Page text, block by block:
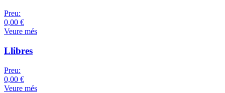
Preu:
0,00 €
Veure més
Llibres
Preu:
0,00 €
Veure més